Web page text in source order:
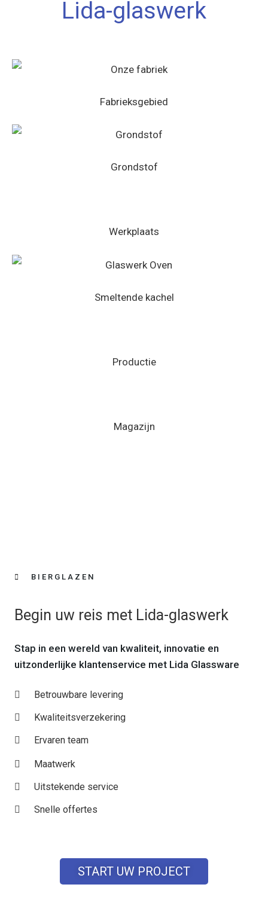
Lida-glaswerk
Fabrieksgebied
Grondstof
Werkplaats
Smeltende kachel
Productie
Magazijn
BIERGLAZEN
Begin uw reis met Lida-glaswerk
Stap in een wereld van kwaliteit, innovatie en
uitzonderlijke klantenservice met Lida Glassware
Betrouwbare levering
Kwaliteitsverzekering
Ervaren team
Maatwerk
Uitstekende service
Snelle offertes
START UW PROJECT